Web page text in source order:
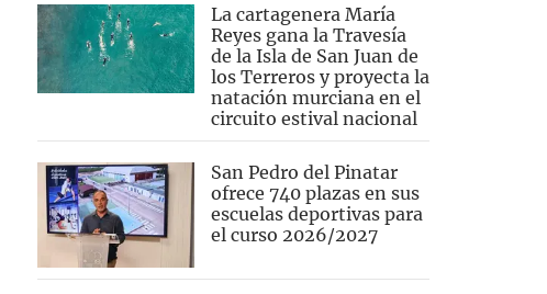
La cartagenera María
Reyes gana la Travesía
de la Isla de San Juan de
los Terreros y proyecta la
natación murciana en el
circuito estival nacional
San Pedro del Pinatar
ofrece 740 plazas en sus
escuelas deportivas para
el curso 2026/2027